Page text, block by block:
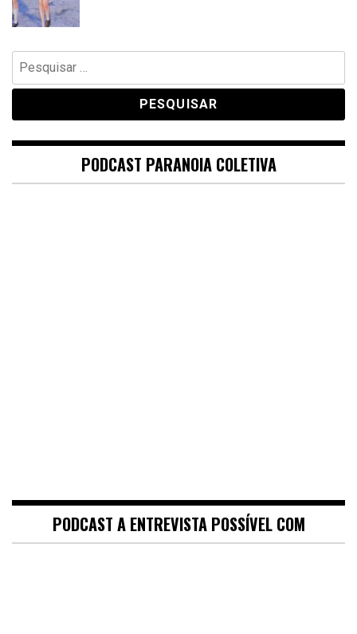
Pesquisar
por:
PODCAST PARANOIA COLETIVA
PODCAST A ENTREVISTA POSSÍVEL COM